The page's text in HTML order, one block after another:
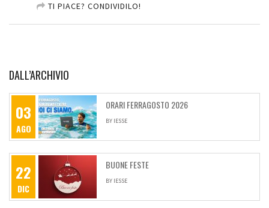
TI PIACE? CONDIVIDILO!
DALL’ARCHIVIO
03
AGO
ORARI FERRAGOSTO 2026
BY IESSE
22
DIC
BUONE FESTE
BY IESSE